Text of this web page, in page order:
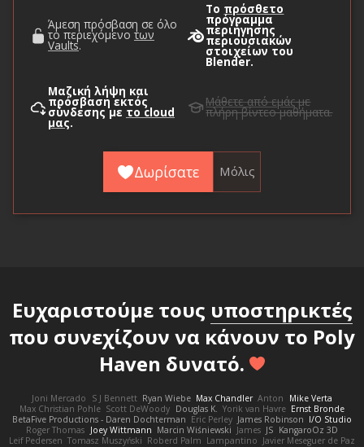
Άμεση πρόσβαση σε όλο
το περιεχόμενο των
Vaults.
Το πρόσθετο
πρόγραμμα
περιήγησης
περιουσιακών
στοιχείων του
Blender.
Μαζική λήψη και
πρόσβαση εκτός
σύνδεσης με το cloud
μας.
Μάθετε από εμάςμε
πλήρη βίντεο μαθήματα.
Δωρίσατε Μόλις
Ευχαριστούμε τους υποστηρικτές
που συνεχίζουν να κάνουν το Poly
Haven δυνατό.
Joni Mercado S J Bennett Ryan Wiebe Max Chandler Anton
Mike Verta
Max Christian Pohle Scott DeWoody Douglas K. Yorik van Havre Ernst Bronde
BetaFive Productions - Daren Dochterman Eric Perley James Robinson I/O Studio
Roger Thomas Joey Wittmann Marcin Wiśniewski James JS KangaroOz 3D
Leif Pedersen Tomasz Muszyński Roberd Palm Lampantino Javier Meseguer de Paz